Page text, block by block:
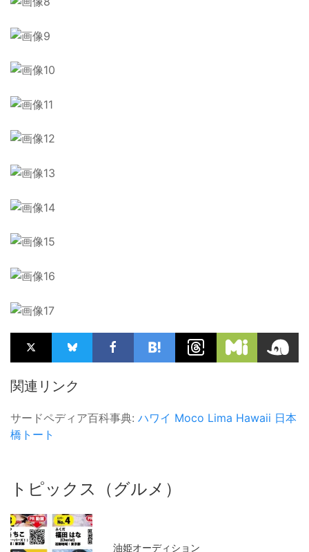
関連リンク
サードペディア百科事典: ハワイ Moco Lima Hawaii 日本
橋トート
トピックス（グルメ）
油姫オーディション